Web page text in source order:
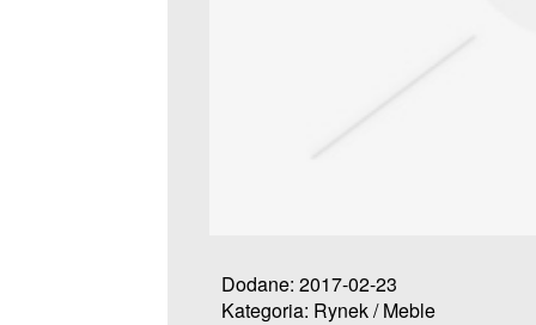
Dodane: 2017-02-23
Kategoria: Rynek / Meble